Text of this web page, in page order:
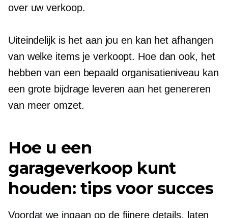
over uw verkoop.
Uiteindelijk is het aan jou en kan het afhangen
van welke items je verkoopt. Hoe dan ook, het
hebben van een bepaald organisatieniveau kan
een grote bijdrage leveren aan het genereren
van meer omzet.
Hoe u een
garageverkoop kunt
houden: tips voor succes
Voordat we ingaan op de fijnere details, laten